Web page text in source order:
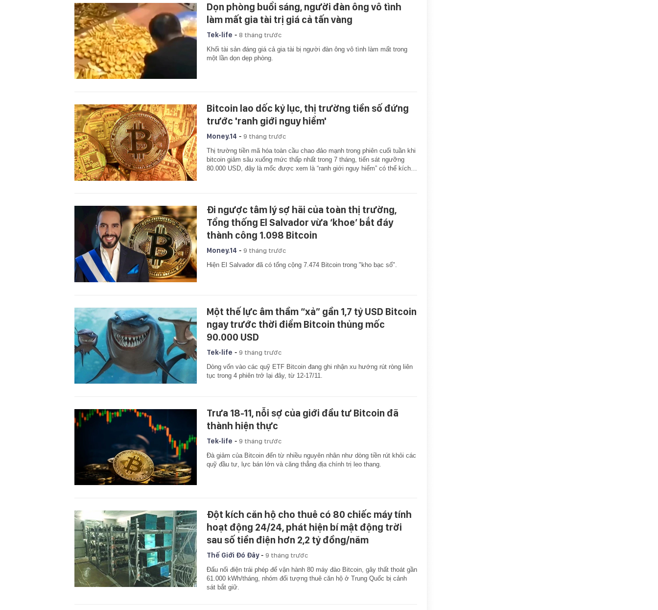
Dọn phòng buổi sáng, người đàn ông vô tình
làm mất gia tài trị giá cả tấn vàng
Tek-life - 8 tháng trước
Khối tài sản đáng giá cả gia tài bị người đàn ông vô tình làm mất trong
một lần dọn dẹp phòng.
Bitcoin lao dốc kỷ lục, thị trường tiền số đứng
trước 'ranh giới nguy hiểm'
Money.14 - 9 tháng trước
Thị trường tiền mã hóa toàn cầu chao đảo mạnh trong phiên cuối tuần khi
bitcoin giảm sâu xuống mức thấp nhất trong 7 tháng, tiến sát ngưỡng
80.000 USD, đây là mốc được xem là “ranh giới nguy hiểm” có thể kích…
Đi ngược tâm lý sợ hãi của toàn thị trường,
Tổng thống El Salvador vừa ‘khoe’ bắt đáy
thành công 1.098 Bitcoin
Money.14 - 9 tháng trước
Hiện El Salvador đã có tổng cộng 7.474 Bitcoin trong "kho bạc số".
Một thế lực âm thầm “xả” gần 1,7 tỷ USD Bitcoin
ngay trước thời điểm Bitcoin thủng mốc
90.000 USD
Tek-life - 9 tháng trước
Dòng vốn vào các quỹ ETF Bitcoin đang ghi nhận xu hướng rút ròng liên
tục trong 4 phiên trở lại đây, từ 12-17/11.
Trưa 18-11, nỗi sợ của giới đầu tư Bitcoin đã
thành hiện thực
Tek-life - 9 tháng trước
Đà giảm của Bitcoin đến từ nhiều nguyên nhân như dòng tiền rút khỏi các
quỹ đầu tư, lực bán lớn và căng thẳng địa chính trị leo thang.
Đột kích căn hộ cho thuê có 80 chiếc máy tính
hoạt động 24/24, phát hiện bí mật động trời
sau số tiền điện hơn 2,2 tỷ đồng/năm
Thế Giới Đó Đây- 9 tháng trước
Đấu nối điện trái phép để vận hành 80 máy đào Bitcoin, gây thất thoát gần
61.000 kWh/tháng, nhóm đối tượng thuê căn hộ ở Trung Quốc bị cảnh
sát bắt giữ.